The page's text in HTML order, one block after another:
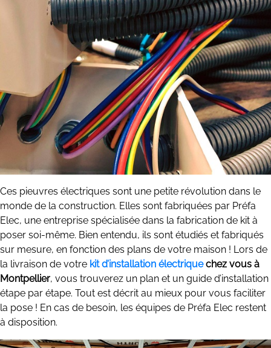
Ces pieuvres électriques sont une petite révolution dans le
monde de la construction. Elles sont fabriquées par Préfa
Elec, une entreprise spécialisée dans la fabrication de kit à
poser soi-même. Bien entendu, ils sont étudiés et fabriqués
sur mesure, en fonction des plans de votre maison ! Lors de
la livraison de votre kit d’installation électriquechez vous à
Montpellier, vous trouverez un plan et un guide d’installation
étape par étape. Tout est décrit au mieux pour vous faciliter
la pose ! En cas de besoin, les équipes de Préfa Elec restent
à disposition.